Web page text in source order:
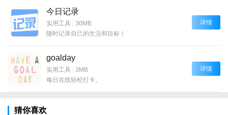
今日记录
实用工具 | 30MB
随时记录自己的生活和目标！
详情
goalday
实用工具 | 3MB
每日在线轻松打卡。
详情
猜你喜欢